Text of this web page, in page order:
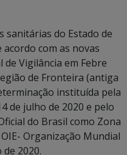
sanitárias do Estado de
acordo com as novas
Vigilância em Febre
de Fronteira (antiga
instituída pela
de julho de 2020 e pelo
do Brasil como Zona
Organização Mundial
2020.